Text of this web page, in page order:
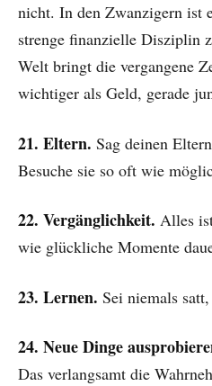
nicht. In den Zwanzigern ist
strenge finanzielle Disziplin
Welt bringt die vergangene
wichtiger als Geld, gerade
21. Eltern. Sag deinen
Besuche sie so oft wie
22. Vergänglichkeit. Alles
wie glückliche Momente
23. Lernen. Sei niemals
24. Neue Dinge
Das verlangsamt die